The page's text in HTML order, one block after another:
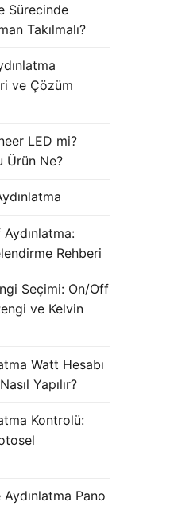
Sürecinde
Takılmalı?
ve Çözüm
LED mi?
Ürün Ne?
Rehberi
Seçimi: On/Off
ve Kelvin
Watt Hesabı
Yapılır?
Kontrolü:
Pano